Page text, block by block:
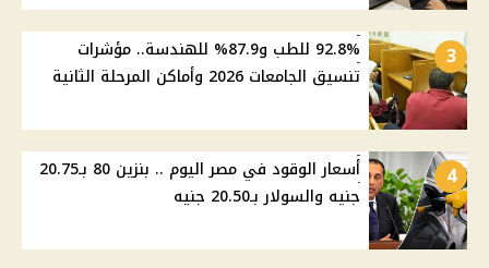
3
92.8% للطب و87.9% للهندسة.. مؤشرات
تنسيق الجامعات 2026 وأماكن المرحلة الثانية
4
أسعار الوقود في مصر اليوم .. بنزين 80 بـ20.75
جنيه والسولار بـ20.50 جنيه